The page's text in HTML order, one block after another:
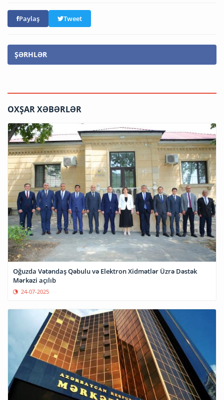
Paylaş Tweet
ŞƏRHLƏR
OXŞAR XƏBƏRLƏR
Oğuzda Vətəndaş Qəbulu və Elektron Xidmətlər Üzrə Dəstək
Mərkəzi açılıb
24-07-2025